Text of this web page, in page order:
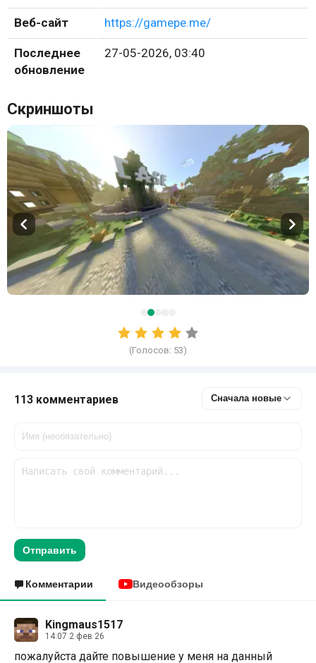
Веб-сайт https://gamepe.me/
Последнее
обновление
27-05-2026, 03:40
Скриншоты
(Голосов: 53)
113 комментариев Сначала новые
Отправить
Комментарии Видеообзоры
Kingmaus1517
14:07 2 фев 26
пожалуйста дайте повышение у меня на данный